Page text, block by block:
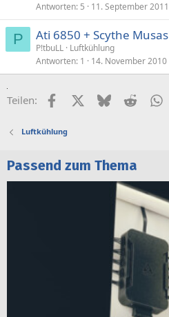
Antworten 5 11. September 2011
P Ati 6850 + Scythe
P!tbuLL Luftkühlung
Antworten 1 14. November 2010
Teilen: FacebookX (Twitter)
BlueskyReddit
Luftkühlung
Passend zum Thema